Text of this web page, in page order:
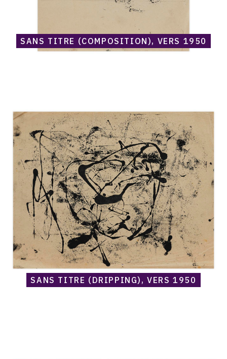
SANS TITRE (COMPOSITION), VERS 1950
Norris
Embry,
Sans
titre
(Dripping),
vers
1950
SANS TITRE (DRIPPING), VERS 1950